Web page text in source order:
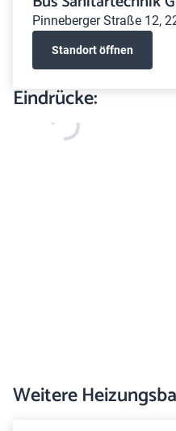
Pinneberger Straße 12,
Standort öffnen
Eindrücke:
Weitere